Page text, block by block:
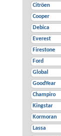
Citröen
Cooper
Debica
Everest
Firestone
Ford
Global
GoodYear
Champiro
Kingstar
Kormoran
Lassa